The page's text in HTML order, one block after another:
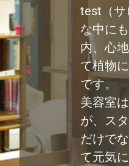
test（サ
な中に
内、心
て植物
です。
美容室
が、ス
だけで
て元気